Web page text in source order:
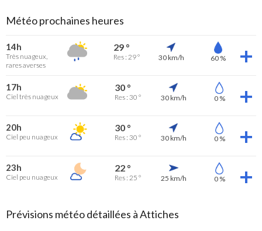
Météo prochaines heures
14h
Très nuageux,
rares averses
29 °
Res : 29 ° 30 km/h 60 %
17h
Ciel très nuageux
30 °
Res : 30 ° 30 km/h 0 %
20h
Ciel peu nuageux
30 °
Res : 30 ° 30 km/h 0 %
23h
Ciel peu nuageux
22 °
Res : 25 ° 25 km/h 0 %
Prévisions météo détaillées à Attiches